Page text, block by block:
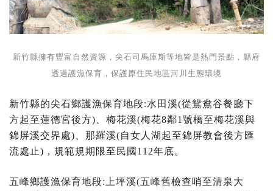
新竹縣擁有豐富自然資源，尖石司馬庫斯等地皆是熱門景點，縣府
透過護漁保育，保護原住民地區河川生態環境
新竹縣的尖石鄉護漁保育地段:水田溪(從鴛鴦谷餐廳下
方起至蓮德宮後方)、梅花溪(梅花8鄰1號橋至梅花溪與
錦屏溪交界處)、那羅溪(自女人湖起至錦屏教會後方匯
流處止)，規範規期限至民國112年底。
五峰鄉護漁保育地段:上坪溪(五峰舊檢查哨至清泉大